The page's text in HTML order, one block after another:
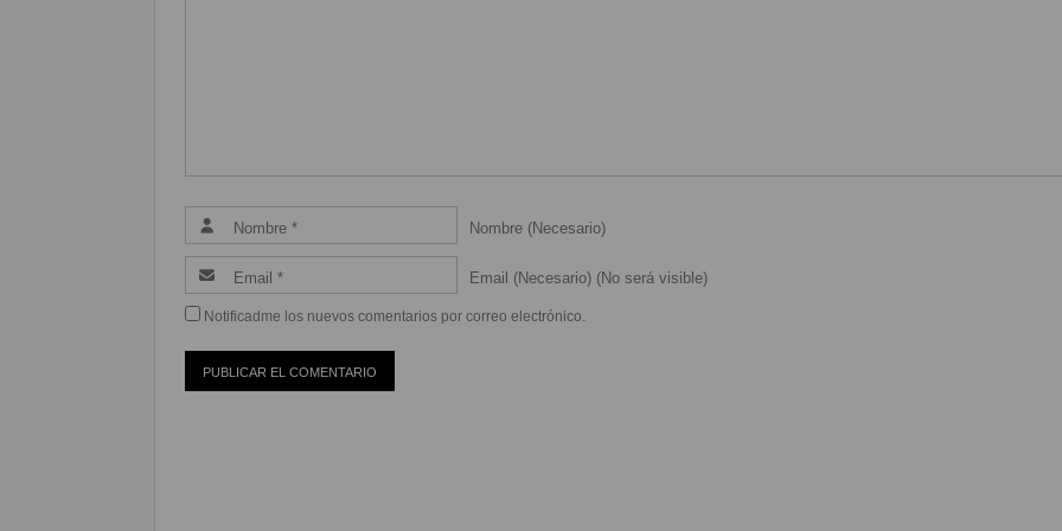
Nombre (Necesario)
Email (Necesario) (No será visible)
Notificadme los nuevos comentarios por correo electrónico.